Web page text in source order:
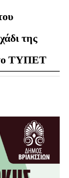
της
ΤΥΠΕΤ